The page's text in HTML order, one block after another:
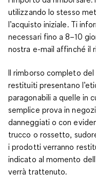
utilizzando lo stesso
l’acquisto iniziale. Ti
necessari fino a 8–10
nostra e-mail affinché il
Il rimborso completo
restituiti presentano
paragonabili a quelle in
semplice prova in
danneggiati o con
trucco o rossetto,
i prodotti verranno
indicato al momento
verrà trattenuto.